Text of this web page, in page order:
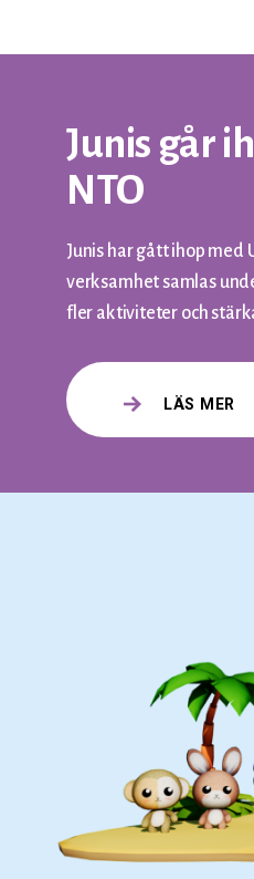
Junis går
NTO
Junis har gått ihop med
verksamhet samlas
fler aktiviteter och
LÄS MER